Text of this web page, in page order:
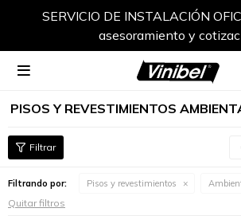
SERVICIO DE INSTALACIÓN
asesoramiento y

PISOS Y REVESTIMIENTOS
Filtrando por: Pisos y revestimientos
Quitar filtros